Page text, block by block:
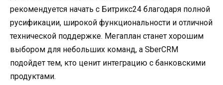
рекомендуется начать с Битрикс24 благодаря полной
русификации, широкой функциональности и отличной
технической поддержке. Мегаплан станет хорошим
выбором для небольших команд, а SberCRM
подойдет тем, кто ценит интеграцию с банковскими
продуктами.